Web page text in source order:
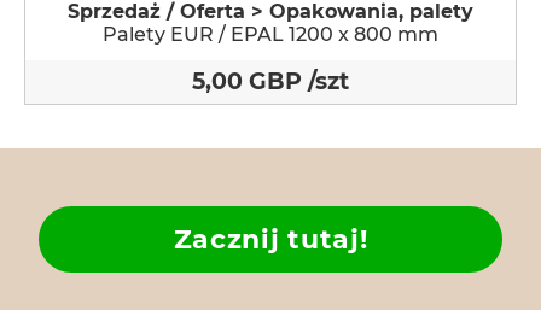
Sprzedaż / Oferta > Opakowania, palety
Palety EUR / EPAL 1200 x 800 mm
5,00 GBP /szt
Zacznij tutaj!